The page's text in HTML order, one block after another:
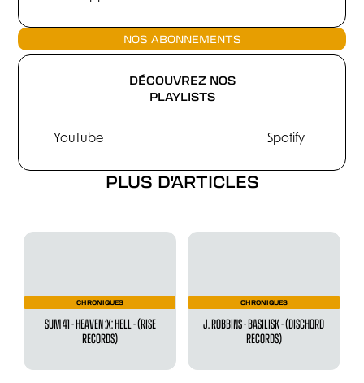
NOS ABONNEMENTS
DÉCOUVREZ NOS
PLAYLISTS
YouTube Spotify
PLUS D'ARTICLES
CHRONIQUES
SUM 41 - HEAVEN :X: HELL - (RISE
RECORDS)
CHRONIQUES
J. ROBBINS - BASILISK - (DISCHORD
RECORDS)